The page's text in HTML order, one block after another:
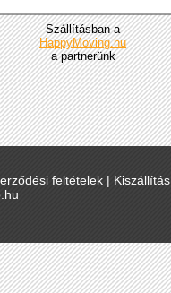
Szállításban a
HappyMoving.hu
a partnerünk
feltételek | Kiszállítás